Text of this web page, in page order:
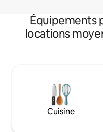
Équipements
locations
Cuisine